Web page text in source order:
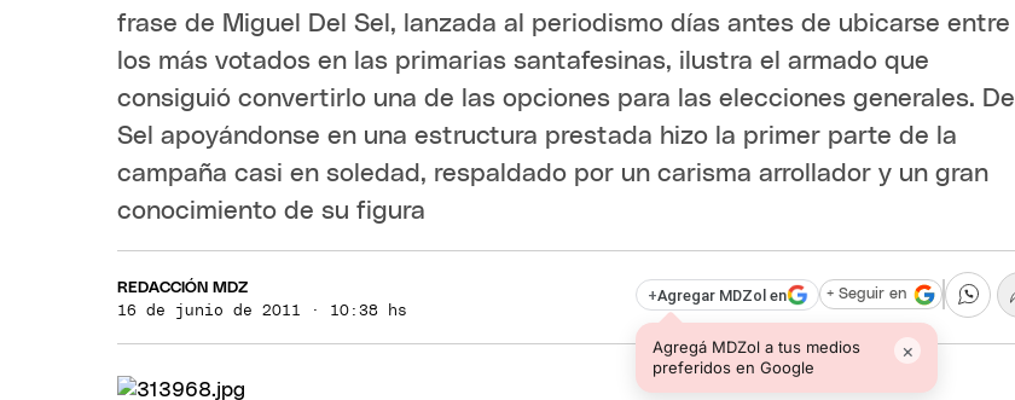
frase de Miguel Del Sel, lanzada al periodismo días antes de ubicarse entre
los más votados en las primarias santafesinas, ilustra el armado que
consiguió convertirlo una de las opciones para las elecciones generales. Del
Sel apoyándonse en una estructura prestada hizo la primer parte de la
campaña casi en soledad, respaldado por un carisma arrollador y un gran
conocimiento de su figura
REDACCIÓN MDZ
16 de junio de 2011 · 10:38 hs
+Agregar MDZol en
Agregá MDZol a tus medios
preferidos en Google
×
+ Seguir en